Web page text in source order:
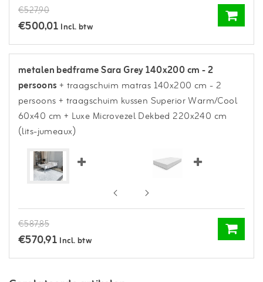
€527,90
€500,01 Incl. btw
metalen bedframe Sara Grey 140x200 cm - 2
persoons+ traagschuim matras 140x200 cm - 2
persoons+ traagschuim kussen Superior Warm/Cool
60x40 cm + Luxe Microvezel Dekbed 220x240 cm
(lits-jumeaux)
€587,85
€570,91 Incl. btw